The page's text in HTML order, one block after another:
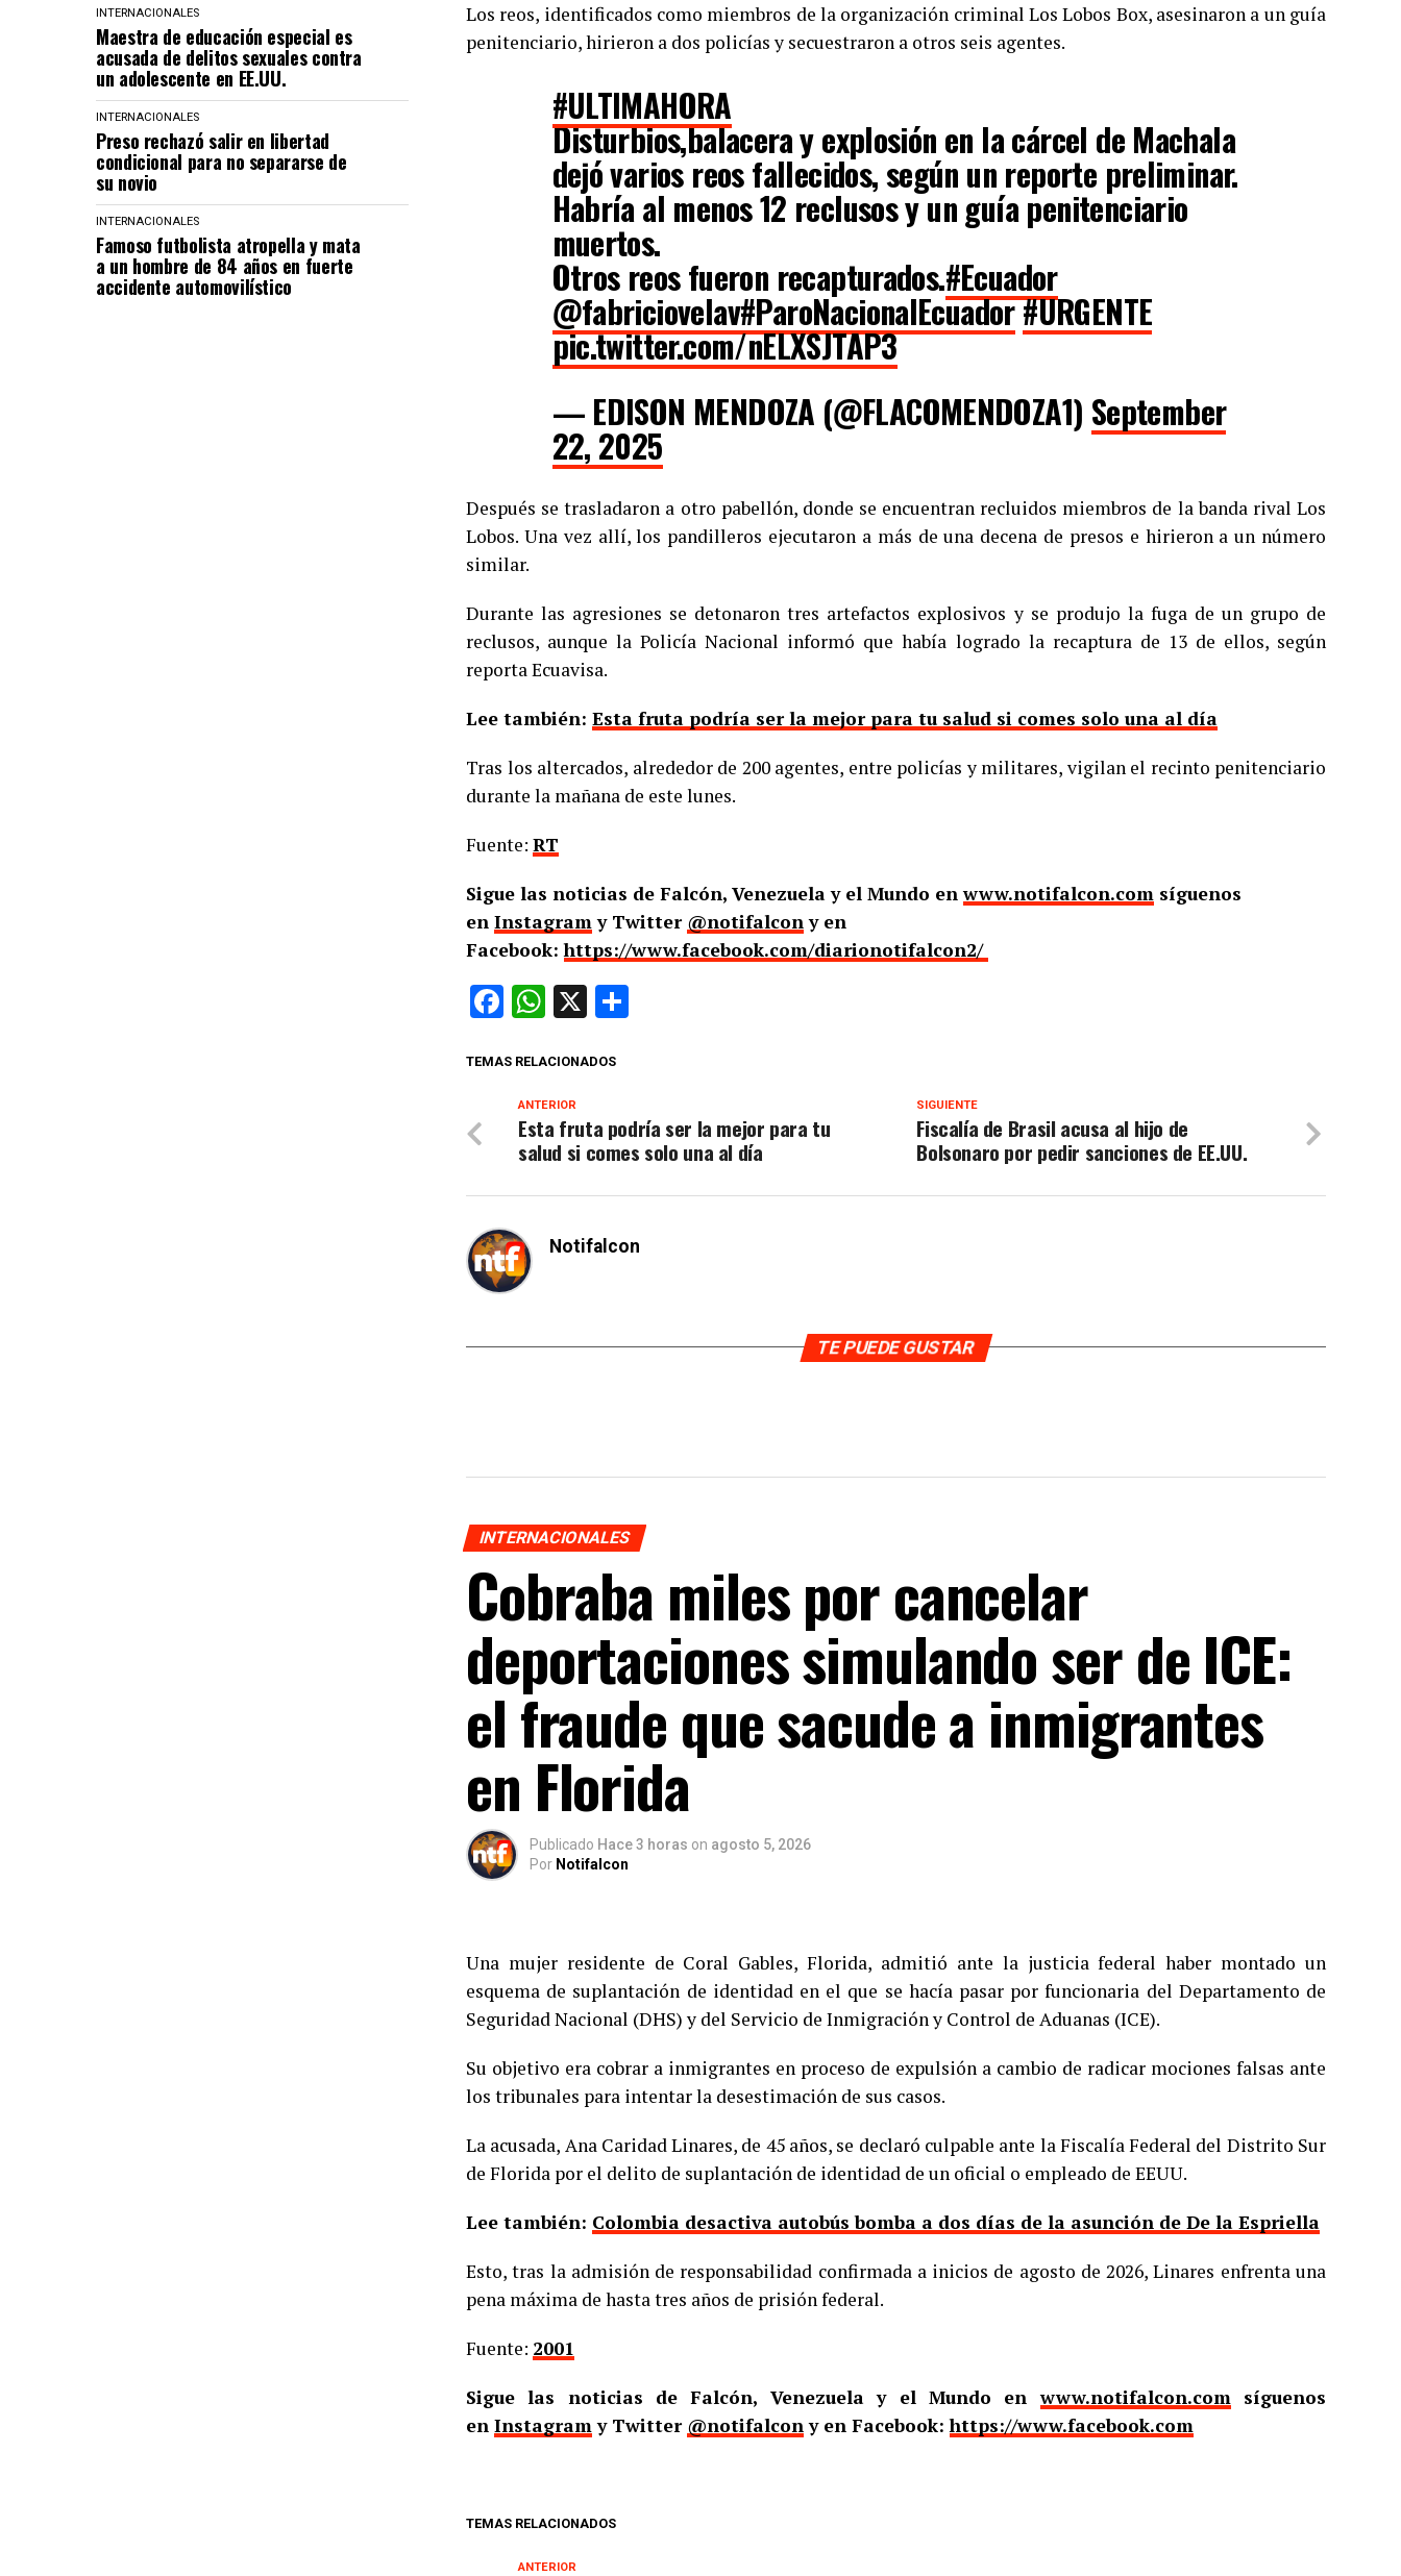
INTERNACIONALES
Maestra de educación especial es
acusada de delitos sexuales contra
un adolescente en EE.UU.
INTERNACIONALES
Preso rechazó salir en libertad
condicional para no separarse de
su novio
INTERNACIONALES
Famoso futbolista atropella y mata
a un hombre de 84 años en fuerte
accidente automovilístico
Los reos, identificados como miembros de la organización criminal Los Lobos Box, asesinaron a un guía
penitenciario, hirieron a dos policías y secuestraron a otros seis agentes.
#ULTIMAHORA
Disturbios,balacera y explosión en la cárcel de Machala
dejó varios reos fallecidos, según un reporte preliminar.
Habría al menos 12 reclusos y un guía penitenciario
muertos.
Otros reos fueron recapturados.#Ecuador
@fabriciovelav#ParoNacionalEcuador#URGENTE
pic.twitter.com/nELXSJTAP3
— EDISON MENDOZA (@FLACOMENDOZA1) September
22, 2025
Después se trasladaron a otro pabellón, donde se encuentran recluidos miembros de la banda rival Los
Lobos. Una vez allí, los pandilleros ejecutaron a más de una decena de presos e hirieron a un número
similar.
Durante las agresiones se detonaron tres artefactos explosivos y se produjo la fuga de un grupo de
reclusos, aunque la Policía Nacional informó que había logrado la recaptura de 13 de ellos, según
reporta Ecuavisa.
Lee también: Esta fruta podría ser la mejor para tu salud si comes solo una al día
Tras los altercados, alrededor de 200 agentes, entre policías y militares, vigilan el recinto penitenciario
durante la mañana de este lunes.
Fuente: RT
Sigue las noticias de Falcón, Venezuela y el Mundo enwww.notifalcon.com síguenos
en Instagramy Twitter @notifalcony en
Facebook:https://www.facebook.com/diarionotifalcon2/
Facebook
WhatsApp
X
TEMAS RELACIONADOS
SIGUIENTE
Fiscalía de Brasil acusa al hijo de
Bolsonaro por pedir sanciones de EE.UU.
ANTERIOR
Esta fruta podría ser la mejor para tu
salud si comes solo una al día
Notifalcon
TE PUEDE GUSTAR
INTERNACIONALES
Cobraba miles por cancelar
deportaciones simulando ser de ICE:
el fraude que sacude a inmigrantes
en Florida
Publicado Hace 3 horas on agosto 5, 2026
Por Notifalcon
Una mujer residente de Coral Gables, Florida, admitió ante la justicia federal haber montado un
esquema de suplantación de identidad en el que se hacía pasar por funcionaria del Departamento de
Seguridad Nacional (DHS) y del Servicio de Inmigración y Control de Aduanas (ICE).
Su objetivo era cobrar a inmigrantes en proceso de expulsión a cambio de radicar mociones falsas ante
los tribunales para intentar la desestimación de sus casos.
La acusada, Ana Caridad Linares, de 45 años, se declaró culpable ante la Fiscalía Federal del Distrito Sur
de Florida por el delito de suplantación de identidad de un oficial o empleado de EEUU.
Lee también: Colombia desactiva autobús bomba a dos días de la asunción de De la Espriella
Esto, tras la admisión de responsabilidad confirmada a inicios de agosto de 2026, Linares enfrenta una
pena máxima de hasta tres años de prisión federal.
Fuente: 2001
Sigue las noticias de Falcón, Venezuela y el Mundo enwww.notifalcon.comsíguenos
en Instagramy Twitter @notifalcony en Facebook:https://www.facebook.com
TEMAS RELACIONADOS
ANTERIOR